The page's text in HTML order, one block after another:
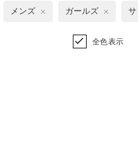
メンズ ガールズ
全色表示